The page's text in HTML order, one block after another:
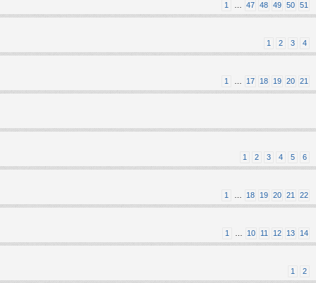
1 47 48 49 50 51
1 2 3 4
1 17 18 19 20 21
1 2 3 4 5 6
1 18 19 20 21 22
1 10 11 12 13 14
1 2